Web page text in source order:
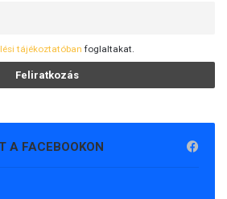
tájékoztatóban foglaltakat.
A FACEBOOKON